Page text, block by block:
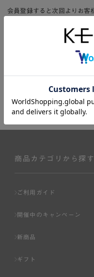
会員登録すると次回よりお客
ージ、購入履歴をご利用いた
商品カテゴリから探す
ご利用ガイド
開催中のキャンペーン
新商品
ギフト